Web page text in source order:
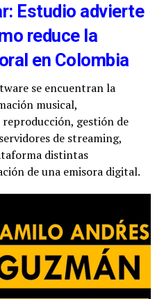
Estudio advierte
reduce la
en Colombia
se encuentran la
musical,
gestión de
de streaming,
distintas
de una emisora digital.